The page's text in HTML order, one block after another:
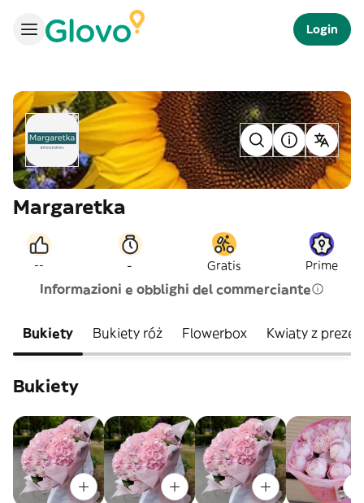
Login
Margaretka
-- - Gratis Prime
Informazioni e obblighi del commerciante
Bukiety Bukiety róż Flowerbox Kwiaty z
Bukiety